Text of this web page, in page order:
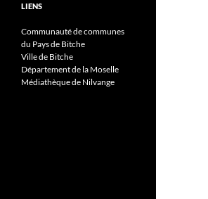
LIENS
Communauté de communes
du Pays de Bitche
Ville de Bitche
Département de la Moselle
Médiathèque de Nilvange